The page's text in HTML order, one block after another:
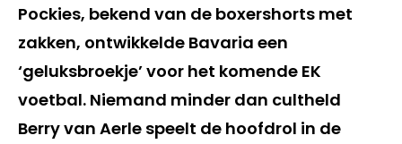
Pockies, bekend van de boxershorts met
zakken, ontwikkelde Bavaria een
‘geluksbroekje’ voor het komende EK
voetbal. Niemand minder dan cultheld
Berry van Aerle speelt de hoofdrol in de